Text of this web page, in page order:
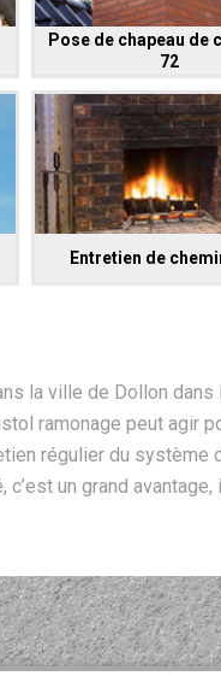
Pose de chapeau de
72
Entretien de
la ville de Dollon dans
ramonage peut agir
régulier du système
un grand avantage,